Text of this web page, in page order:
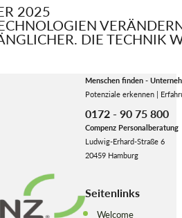
2025
DIE TECHNIK
Menschen finden -
Potenziale erkennen |
0172 - 90 75 800
Compenz Personalberatung
Ludwig-Erhard-Straße 6
20459 Hamburg
Seitenlinks
Welcome